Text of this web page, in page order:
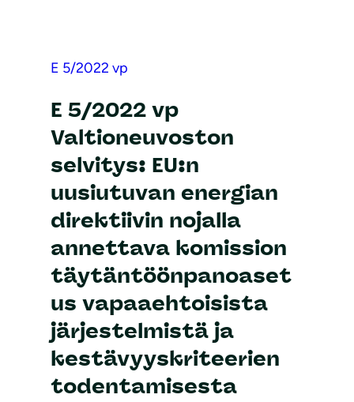
E 5/2022 vp
E 5/2022 vp
Valtioneuvoston
selvitys: EU:n
uusiutuvan energian
direktiivin nojalla
annettava komission
täytäntöönpanoaset
us vapaaehtoisista
järjestelmistä ja
kestävyyskriteerien
todentamisesta